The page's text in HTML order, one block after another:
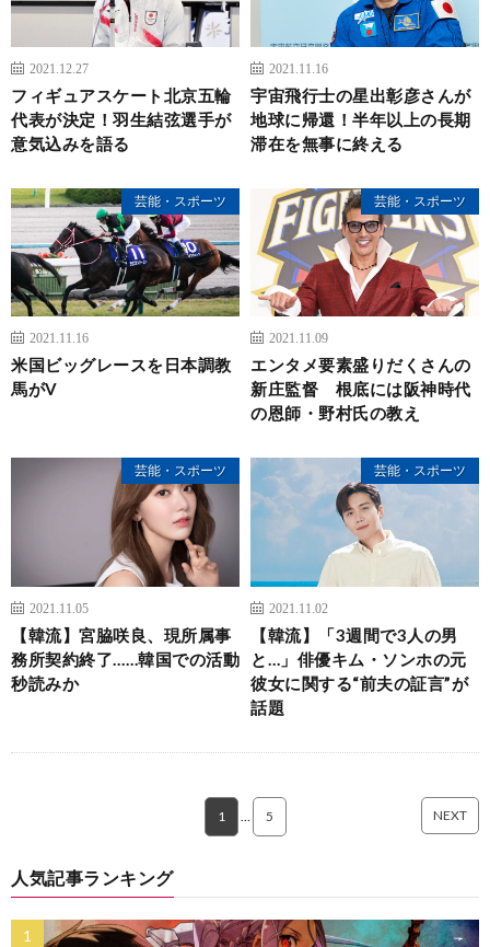
2021.12.27
フィギュアスケート北京五輪
代表が決定！羽生結弦選手が
意気込みを語る
2021.11.16
宇宙飛行士の星出彰彦さんが
地球に帰還！半年以上の長期
滞在を無事に終える
芸能・スポーツ
2021.11.16
米国ビッグレースを日本調教
馬がV
芸能・スポーツ
2021.11.09
エンタメ要素盛りだくさんの
新庄監督 根底には阪神時代
の恩師・野村氏の教え
芸能・スポーツ
2021.11.05
【韓流】宮脇咲良、現所属事
務所契約終了……韓国での活動
秒読みか
芸能・スポーツ
2021.11.02
【韓流】「3週間で3人の男
と…」俳優キム・ソンホの元
彼女に関する“前夫の証言”が
話題
1 5 NEXT
人気記事ランキング